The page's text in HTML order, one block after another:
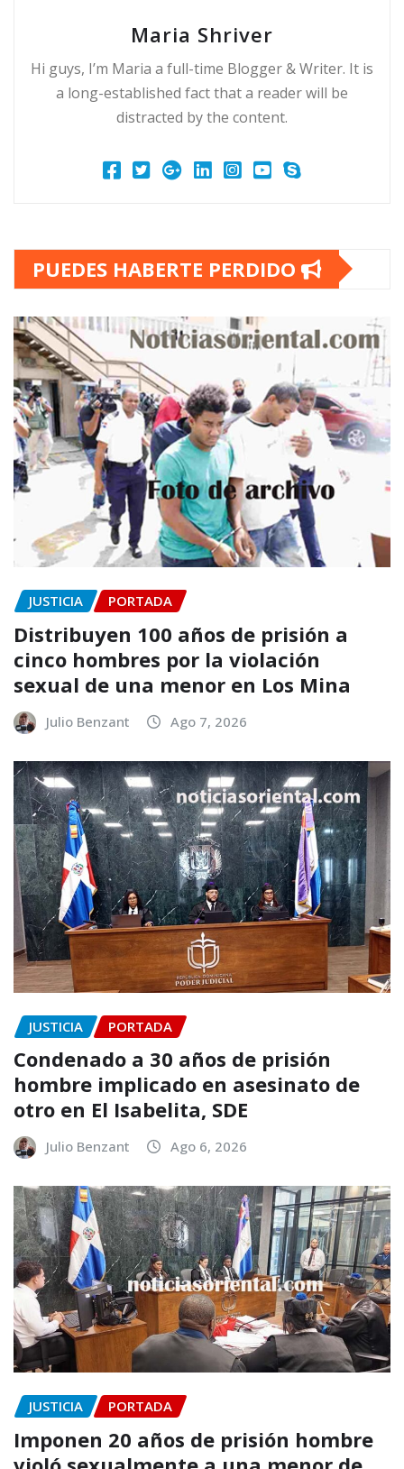
Maria Shriver
Hi guys, I’m Maria a full-time Blogger & Writer. It is
a long-established fact that a reader will be
distracted by the content.
PUEDES HABERTE PERDIDO
JUSTICIA PORTADA
Distribuyen 100 años de prisión a
cinco hombres por la violación
sexual de una menor en Los Mina
Julio Benzant Ago 7, 2026
JUSTICIA PORTADA
Condenado a 30 años de prisión
hombre implicado en asesinato de
otro en El Isabelita, SDE
Julio Benzant Ago 6, 2026
JUSTICIA PORTADA
Imponen 20 años de prisión hombre